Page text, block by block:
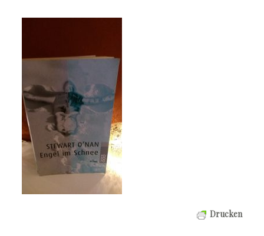
Drucken